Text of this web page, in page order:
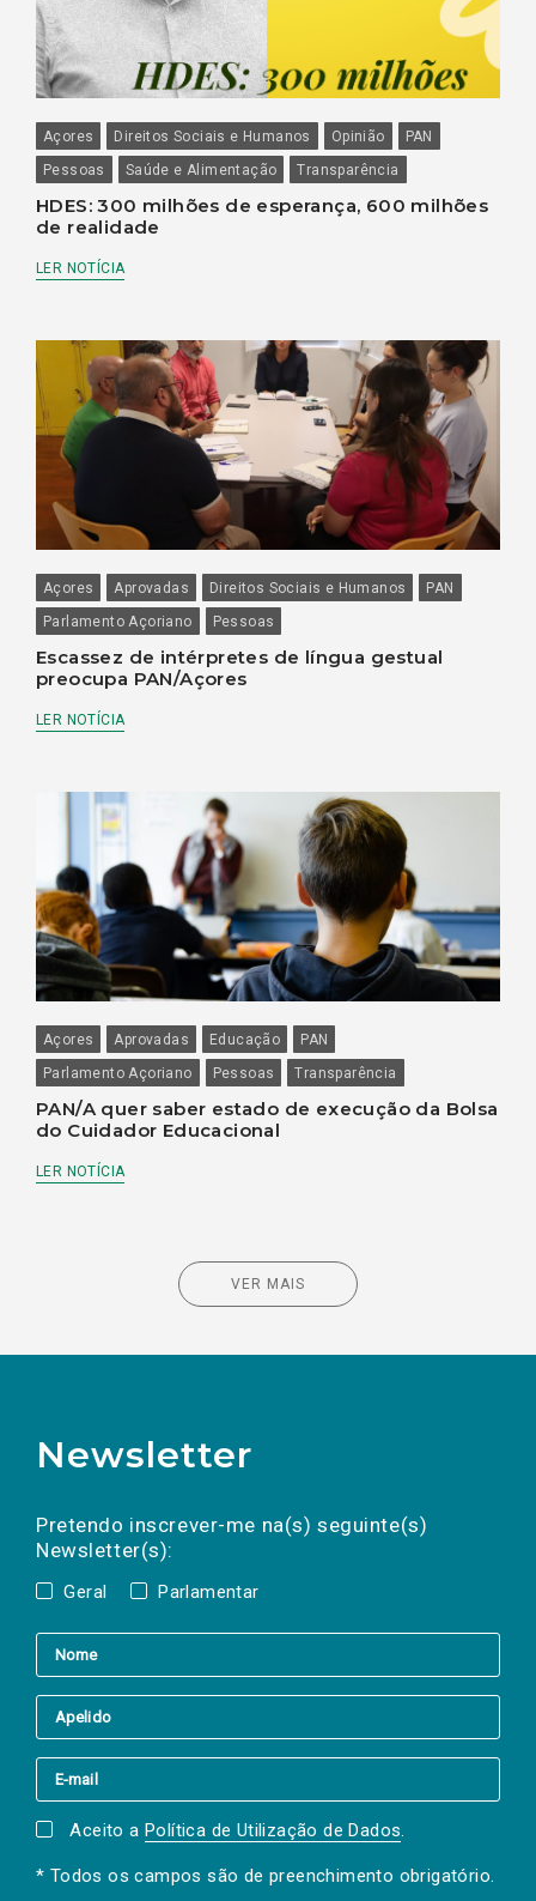
Açores Direitos Sociais e Humanos Opinião
PAN
Pessoas
Saúde e Alimentação Transparência
HDES: 300 milhões de esperança, 600 milhões
de realidade
LER NOTÍCIA
Açores Aprovadas Direitos Sociais e Humanos
PAN
Parlamento Açoriano
Pessoas
Escassez de intérpretes de língua gestual
preocupa PAN/Açores
LER NOTÍCIA
Açores Aprovadas Educação
PAN
Parlamento Açoriano
Pessoas Transparência
PAN/A quer saber estado de execução da Bolsa
do Cuidador Educacional
LER NOTÍCIA
VER MAIS
Newsletter
Pretendo inscrever-me na(s) seguinte(s)
Newsletter(s):
Geral Parlamentar
a(s) newsletter(s).
mail
Aceito a Política de Utilização de Dados.
* Todos os campos são de preenchimento obrigatório.